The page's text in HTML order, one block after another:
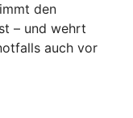
den
– und wehrt
auch vor